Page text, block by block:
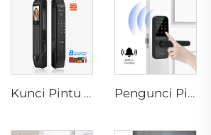
Kunci Pintu Cerdas Otomatis dengan Pemindai Wajah D7pro Pengunci Pintu Bluetooth dengan Wifi Digital Sidik Jari Password Tenon K8